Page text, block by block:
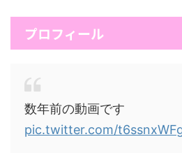
プロフィール
数年前の動画です
pic.twitter.com/